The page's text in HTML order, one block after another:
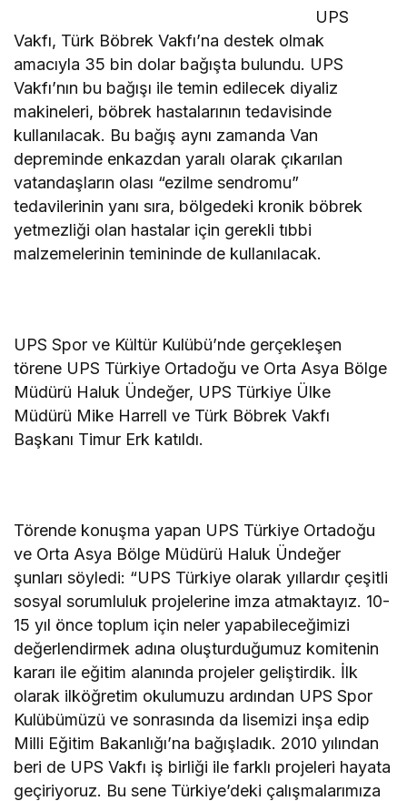
UPS
Vakfı, Türk Böbrek Vakfı’na destek olmak
amacıyla 35 bin dolar bağışta bulundu. UPS
Vakfı’nın bu bağışı ile temin edilecek diyaliz
makineleri, böbrek hastalarının tedavisinde
kullanılacak. Bu bağış aynı zamanda Van
depreminde enkazdan yaralı olarak çıkarılan
vatandaşların olası “ezilme sendromu”
tedavilerinin yanı sıra, bölgedeki kronik böbrek
yetmezliği olan hastalar için gerekli tıbbi
malzemelerinin temininde de kullanılacak.
UPS Spor ve Kültür Kulübü’nde gerçekleşen
törene UPS Türkiye Ortadoğu ve Orta Asya Bölge
Müdürü Haluk Ündeğer, UPS Türkiye Ülke
Müdürü Mike Harrell ve Türk Böbrek Vakfı
Başkanı Timur Erk katıldı.
Törende konuşma yapan UPS Türkiye Ortadoğu
ve Orta Asya Bölge Müdürü Haluk Ündeğer
şunları söyledi: “UPS Türkiye olarak yıllardır çeşitli
sosyal sorumluluk projelerine imza atmaktayız. 10-
15 yıl önce toplum için neler yapabileceğimizi
değerlendirmek adına oluşturduğumuz komitenin
kararı ile eğitim alanında projeler geliştirdik. İlk
olarak ilköğretim okulumuzu ardından UPS Spor
Kulübümüzü ve sonrasında da lisemizi inşa edip
Milli Eğitim Bakanlığı’na bağışladık. 2010 yılından
beri de UPS Vakfı iş birliği ile farklı projeleri hayata
geçiriyoruz. Bu sene Türkiye’deki çalışmalarımıza